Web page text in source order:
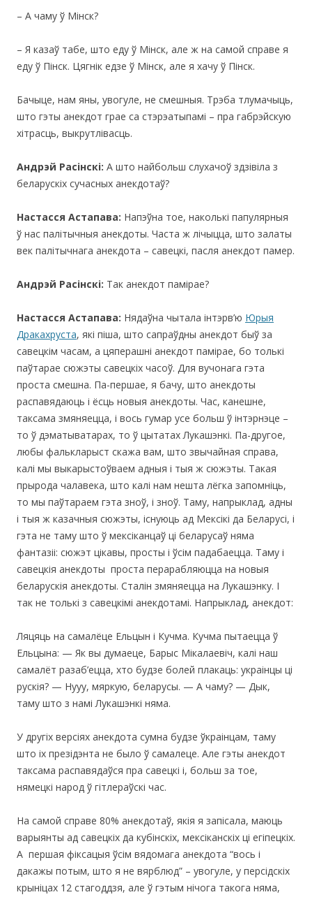
– А чаму ў Мінск?
– Я казаў табе, што еду ў Мінск, але ж на самой справе я
еду ў Пінск. Цягнік едзе ў Мінск, але я хачу ў Пінск.
Бачыце, нам яны, увогуле, не смешныя. Трэба тлумачыць,
што гэты анекдот грае са стэрэатыпамi – пра габрэйскую
хітрасць, выкрутлівасць.
Андрэй Расінскі: А што найбольш слухачоў здзівіла з
беларускіх сучасных анекдотаў?
Настасся Астапава: Напэўна тое, наколькi папулярныя
ў нас палiтычныя анекдоты. Часта ж лiчыцца, што залаты
век палiтычнага анекдота – савецкi, пасля анекдот памер.
Андрэй Расінскі: Так анекдот памірае?
Настасся Астапава: Нядаўна чытала iнтэрв’ю Юрыя
Дракахруста, якi пiша, што сапраўдны анекдот быў за
савецкім часам, а цяперашні анекдот памірае, бо толькі
паўтарае сюжэты савецкіх часоў. Для вучонага гэта
проста смешна. Па-першае, я бачу, што анекдоты
распавядаюць і ёсць новыя анекдоты. Час, канешне,
таксама змяняецца, i вось гумар усе больш ў інтэрнэце –
то ў дэматыватарах, то ў цытатах Лукашэнкi. Па-другое,
любы фалькларыст скажа вам, што звычайная справа,
калі мы выкарыстоўваем адныя і тыя ж сюжэты. Такая
прырода чалавека, што калі нам нешта лёгка запомніць,
то мы паўтараем гэта зноў, і зноў. Таму, напрыклад, адны
i тыя ж казачныя сюжэты, icнуюць ад Мексiкi да Беларусi, i
гэта не таму што ў мексiканцаў цi беларусаў няма
фантазii: сюжэт цiкавы, просты i ўciм падабаецца. Таму i
савецкія анекдоты проста перарабляюцца на новыя
беларускія анекдоты. Сталін змяняецца на Лукашэнку. І
так не толькі з савецкімі анекдотамі. Напрыклад, анекдот:
Ляцяць на самалёце Ельцын і Кучма. Кучма пытаецца ў
Ельцына: — Як вы думаеце, Барыс Мікалаевіч, калі наш
самалёт разаб’ецца, хто будзе болей плакаць: украінцы ці
рускія? — Нууу, мяркую, беларусы. — А чаму? — Дык,
таму што з намі Лукашэнкі няма.
У другіх версіях анекдота сумна будзе ўкраiнцам, таму
што iх презiдэнта не было ў самалеце. Але гэты анекдот
таксама распавядаўся пра савецкi i, больш за тое,
нямецкi народ ў гiтлераўскi час.
На самой справе 80% анекдотаў, якiя я запiсала, маюць
варыянты ад савецкiх да кубiнскiх, мексiканскiх цi егiпецкiх.
А першая фiксацыя ўсiм вядомага анекдота “вось і
дакажы потым, што я не вярблюд” – увогуле, у персідскіх
крыніцах 12 стагоддзя, але ў гэтым нічога такога няма,